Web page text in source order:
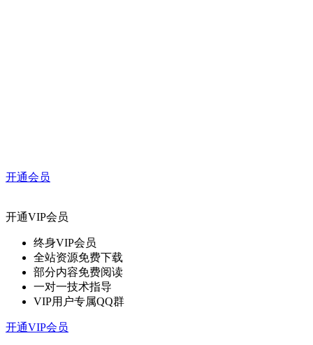
开通会员
开通VIP会员
终身VIP会员
全站资源免费下载
部分内容免费阅读
一对一技术指导
VIP用户专属QQ群
开通VIP会员